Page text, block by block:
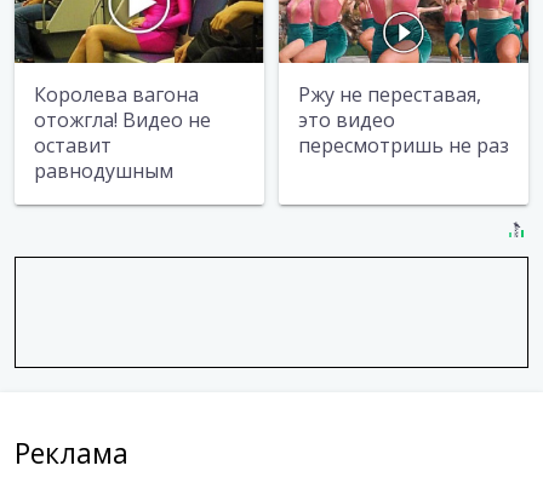
Королева вагона
отожгла! Видео не
оставит
равнодушным
Ржу не переставая,
это видео
пересмотришь не раз
Реклама